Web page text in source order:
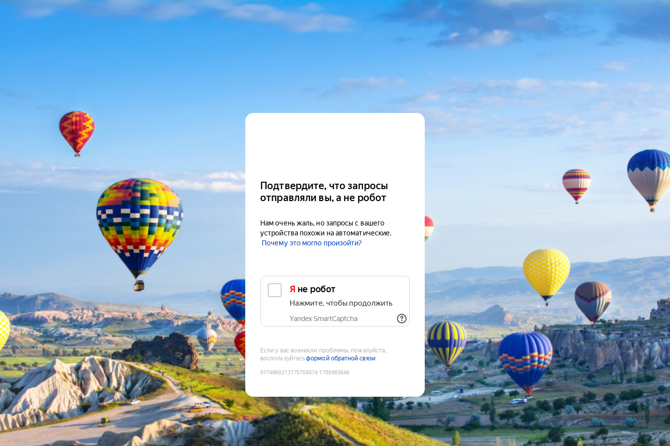
Подтвердите, что запросы
отправляли вы, а не робот
Нам очень жаль, но запросы с вашего
устройства похожи на автоматические.
Почему это могло произойти?
Я не робот
Нажмите, чтобы продолжить
Yandex SmartCaptcha
Если у вас возникли проблемы, пожалуйста,
воспользуйтесьформой обратной связи
9174869213175758874:1785983646